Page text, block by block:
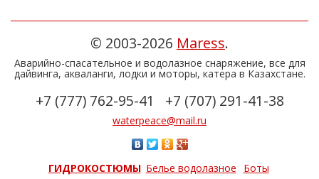
© 2003-2026 Maress.
Аварийно-спасательное и водолазное снаряжение, все для
дайвинга, акваланги, лодки и моторы, катера в Казахстане.
+7 (777) 762-95-41 +7 (707) 291-41-38
waterpeace@mail.ru
ГИДРОКОСТЮМЫ Белье водолазное
Боты